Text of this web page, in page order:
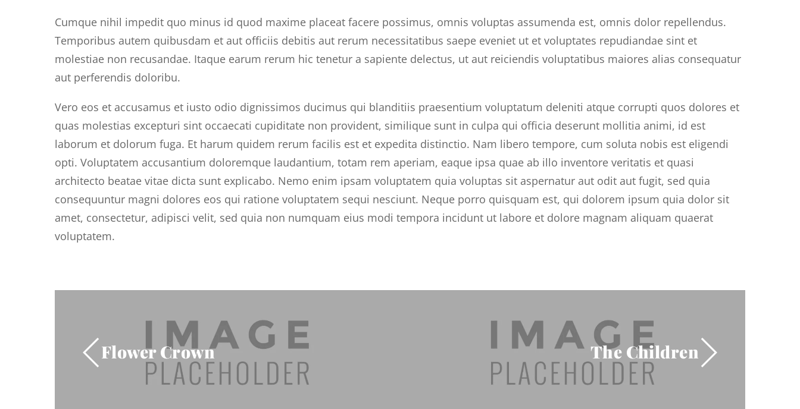
Cumque nihil impedit quo minus id quod maxime placeat facere possimus, omnis voluptas assumenda est, omnis dolor repellendus.
Temporibus autem quibusdam et aut officiis debitis aut rerum necessitatibus saepe eveniet ut et voluptates repudiandae sint et
molestiae non recusandae. Itaque earum rerum hic tenetur a sapiente delectus, ut aut reiciendis voluptatibus maiores alias consequatur
aut perferendis doloribu.
Vero eos et accusamus et iusto odio dignissimos ducimus qui blanditiis praesentium voluptatum deleniti atque corrupti quos dolores et
quas molestias excepturi sint occaecati cupiditate non provident, similique sunt in culpa qui officia deserunt mollitia animi, id est
laborum et dolorum fuga. Et harum quidem rerum facilis est et expedita distinctio. Nam libero tempore, cum soluta nobis est eligendi
opti. Voluptatem accusantium doloremque laudantium, totam rem aperiam, eaque ipsa quae ab illo inventore veritatis et quasi
architecto beatae vitae dicta sunt explicabo. Nemo enim ipsam voluptatem quia voluptas sit aspernatur aut odit aut fugit, sed quia
consequuntur magni dolores eos qui ratione voluptatem sequi nesciunt. Neque porro quisquam est, qui dolorem ipsum quia dolor sit
amet, consectetur, adipisci velit, sed quia non numquam eius modi tempora incidunt ut labore et dolore magnam aliquam quaerat
voluptatem.
Flower Crown The Children